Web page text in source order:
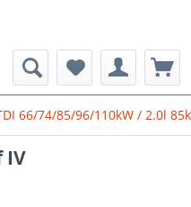
66/74/85/96/110kW / 2.0l
IV